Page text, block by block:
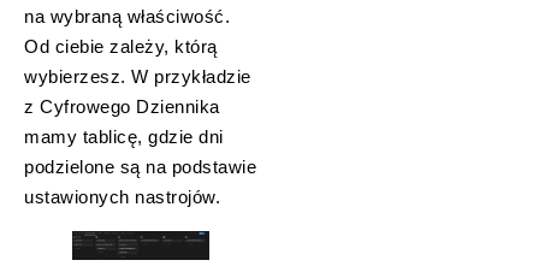
na wybraną właściwość.
Od ciebie zależy, którą
wybierzesz. W przykładzie
z Cyfrowego Dziennika
mamy tablicę, gdzie dni
podzielone są na podstawie
ustawionych nastrojów.